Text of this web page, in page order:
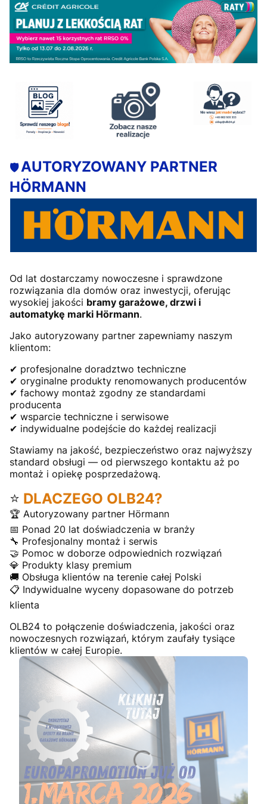
🛡️AUTORYZOWANY PARTNER
HÖRMANN
Od lat dostarczamy nowoczesne i sprawdzone
rozwiązania dla domów oraz inwestycji, oferując
wysokiej jakości bramy garażowe, drzwi i
automatykę marki Hörmann.
Jako autoryzowany partner zapewniamy naszym
klientom:
✔ profesjonalne doradztwo techniczne
✔ oryginalne produkty renomowanych producentów
✔ fachowy montaż zgodny ze standardami
producenta
✔ wsparcie techniczne i serwisowe
✔ indywidualne podejście do każdej realizacji
Stawiamy na jakość, bezpieczeństwo oraz najwyższy
standard obsługi — od pierwszego kontaktu aż po
montaż i opiekę posprzedażową.
⭐ DLACZEGO OLB24?
🏆 Autoryzowany partner Hörmann
📅 Ponad 20 lat doświadczenia w branży
🔧 Profesjonalny montaż i serwis
🤝 Pomoc w doborze odpowiednich rozwiązań
💎 Produkty klasy premium
🚚 Obsługa klientów na terenie całej Polski
📋 Indywidualne wyceny dopasowane do potrzeb
klienta
OLB24 to połączenie doświadczenia, jakości oraz
nowoczesnych rozwiązań, którym zaufały tysiące
klientów w całej Europie.